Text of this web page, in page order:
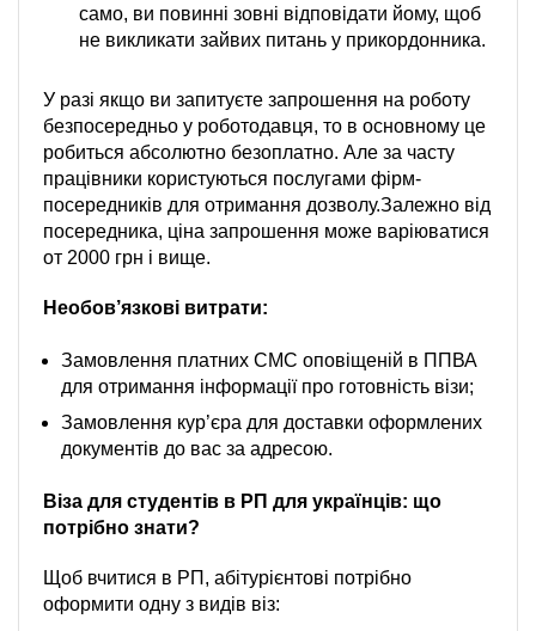
само, ви повинні зовні відповідати йому, щоб
не викликати зайвих питань у прикордонника.
У разі якщо ви запитуєте запрошення на роботу
безпосередньо у роботодавця, то в основному це
робиться абсолютно безоплатно. Але за часту
працівники користуються послугами фірм-
посередників для отримання дозволу.Залежно від
посередника, ціна запрошення може варіюватися
от 2000 грн і вище.
Необов’язкові витрати:
Замовлення платних СМС оповіщеній в ППВА
для отримання інформації про готовність візи;
Замовлення кур’єра для доставки оформлених
документів до вас за адресою.
Віза для студентів в РП для українців: що
потрібно знати?
Щоб вчитися в РП, абітурієнтові потрібно
оформити одну з видів віз: